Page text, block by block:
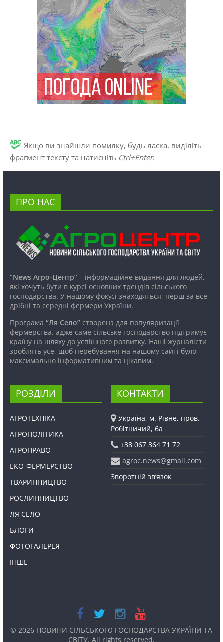
Якщо ви знайшли помилку, будь ласка, виділіть
фрагмент тексту та натисніть Ctrl+Enter.
ПРО НАС
“News Агро-Центр”– інформаційне видання для людей,
які хочуть бути в курсі основних трендів сільського
господарства. У нашому фокусі знаходяться, перш за все,
дрібні та середні фермери України.
Програма “Ля Село”створена для популяризації
фермерства, адже саме сільське господарство підтримує
країну на шляху до успішного розвитку. Наші журналісти
зроблять усе, щоб перебування на нашому сайті було
максимально інформативним та цікавим.
РОЗДІЛИ
АГРОТЕХНІКА
АГРОПОЛІТИКА
АГРОПРАВО
ЕКО-ФЕРМЕРСТВО
ТВАРИННИЦТВО
РОСЛИННИЦТВО
ЛЯ СЕЛО
БЛОГИ
ФОТОГАЛЕРЕЯ
ІНШЕ
КОНТАКТИ
Україна, м. Рівне, пров.
Робітничий, 6а
+38 067 364 71 72
agroc.news@gmail.com
Зворотній зв’язок
© 2026 НОВИНИ СІЛЬСЬКОГО ГОСПОДАРСТВА УКРАЇНИ ТА
СВІТУ. All rights reserved.